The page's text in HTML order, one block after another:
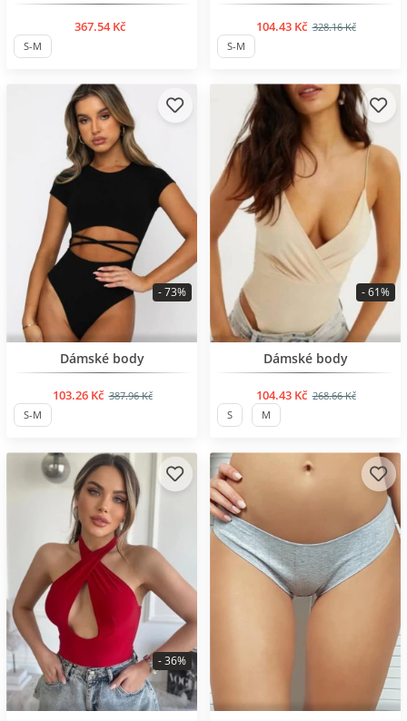
367.54 Kč
S-M
104.43 Kč 328.16 Kč
S-M
BESTSELLER
Dámské body
103.26 Kč 387.96 Kč
- 73%
S-M
BESTSELLER
Dámské body
104.43 Kč 268.66 Kč
- 61%
S M
- 36%